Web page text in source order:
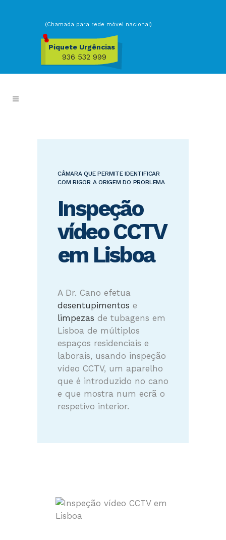
(Chamada para rede móvel nacional)
Piquete Urgências
936 532 999
CÂMARA QUE PERMITE IDENTIFICAR
COM RIGOR A ORIGEM DO PROBLEMA
Inspeção
vídeo CCTV
em Lisboa
A Dr. Cano efetua
desentupimentos e
limpezas de tubagens em
Lisboa de múltiplos
espaços residenciais e
laborais, usando inspeção
vídeo CCTV, um aparelho
que é introduzido no cano
e que mostra num ecrã o
respetivo interior.